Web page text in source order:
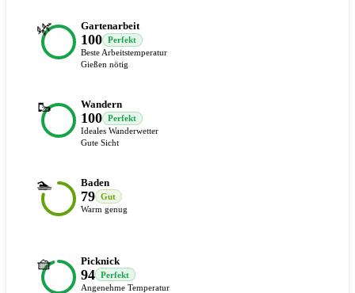
🌿 Gartenarbeit
100
Perfekt
Beste Arbeitstemperatur
Gießen nötig
🥾 Wandern
100
Perfekt
Ideales Wanderwetter
Gute Sicht
🏊 Baden
79
Gut
Warm genug
🧺 Picknick
94
Perfekt
Angenehme Temperatur